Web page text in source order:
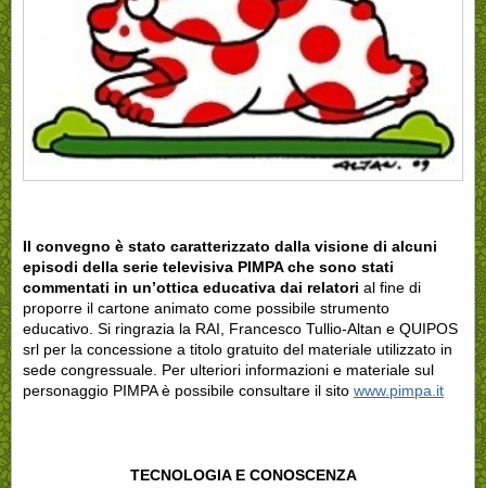
Il convegno è stato caratterizzato dalla visione di alcuni
episodi della serie televisiva PIMPA che sono stati
commentati in un’ottica educativa dai relatori al fine di
proporre il cartone animato come possibile strumento
educativo. Si ringrazia la RAI, Francesco Tullio-Altan e QUIPOS
srl per la concessione a titolo gratuito del materiale utilizzato in
sede congressuale. Per ulteriori informazioni e materiale sul
personaggio PIMPA è possibile consultare il sito www.pimpa.it
TECNOLOGIA E CONOSCENZA